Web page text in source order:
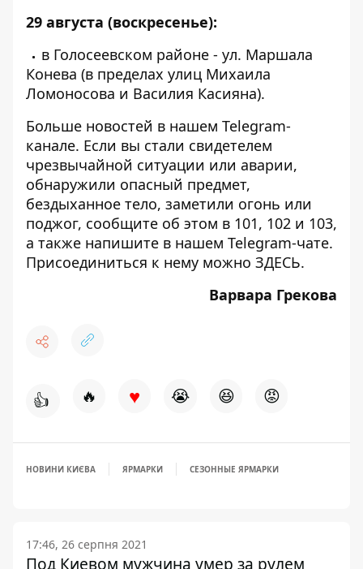
29 августа (воскресенье):
в Голосеевском районе - ул. Маршала
Конева (в пределах улиц Михаила
Ломоносова и Василия Касияна).
Больше новостей в нашем Telegram-
канале. Если вы стали свидетелем
чрезвычайной ситуации или аварии,
обнаружили опасный предмет,
бездыханное тело, заметили огонь или
поджог, сообщите об этом в 101, 102 и 103,
а также напишите в нашем Telegram-чате.
Присоединиться к нему можно ЗДЕСЬ.
Варвара Грекова
👍 🔥 ♥ 😭 😆 😡
НОВИНИ КИЄВА ЯРМАРКИ СЕЗОННЫЕ ЯРМАРКИ
17:46, 26 серпня 2021
Под Киевом мужчина умер за рулем